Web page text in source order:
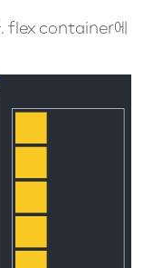
. flex container에